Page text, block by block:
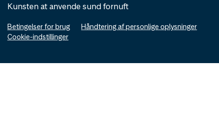
Kunsten at anvende sund fornuft
Betingelser for brug
Håndtering af personlige oplysninger
Cookie-indstillinger